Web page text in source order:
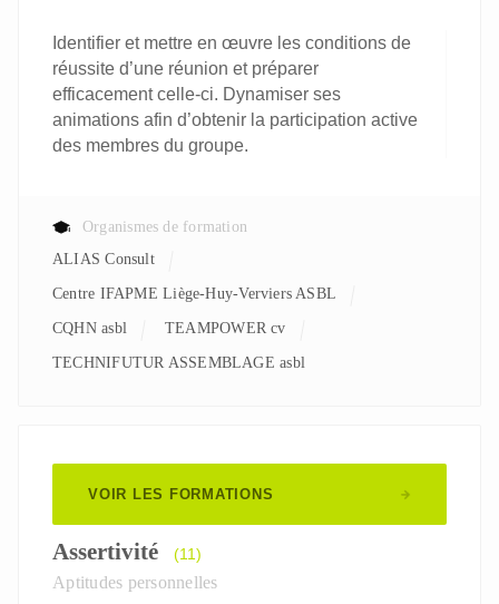
Identifier et mettre en œuvre les conditions de
réussite d’une réunion et préparer
efficacement celle-ci. Dynamiser ses
animations afin d’obtenir la participation active
des membres du groupe.
Organismes de formation
ALIAS Consult
Centre IFAPME Liège-Huy-Verviers ASBL
CQHN asbl TEAMPOWER cv
TECHNIFUTUR ASSEMBLAGE asbl
VOIR LES FORMATIONS
Assertivité (11)
Aptitudes personnelles